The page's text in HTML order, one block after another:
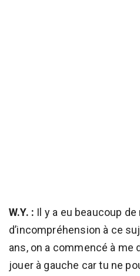
W.Y. : Il y a eu beaucoup
d’incompréhension à ce
ans, on a commencé à me
jouer à gauche car tu ne